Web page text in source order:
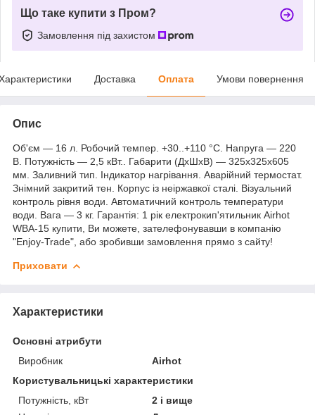
Що таке купити з Пром?
Замовлення під захистом
Доставка Оплата Умови повернення
Опис
Об'єм — 16 л. Робочий темпер. +30..+110 °C. Напруга — 220
В. Потужність — 2,5 кВт.. Габарити (ДхШхВ) — 325х325х605
мм. Заливний тип. Індикатор нагрівання. Аварійний термостат.
Знімний закритий тен. Корпус із неіржавкої сталі. Візуальний
контроль рівня води. Автоматичний контроль температури
води. Вага — 3 кг. Гарантія: 1 рік електрокип'ятильник Airhot
WBA-15 купити, Ви можете, зателефонувавши в компанію
"Enjoy-Trade", або зробивши замовлення прямо з сайту!
Приховати
Характеристики
Основні атрибути
Виробник
Airhot
Користувальницькі характеристики
Потужність, кВт
2 і вище